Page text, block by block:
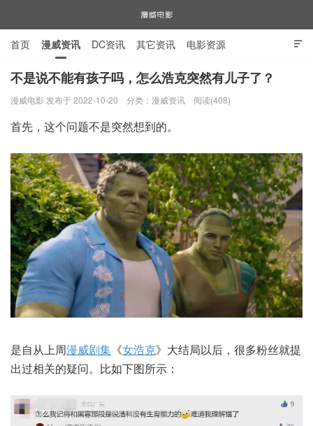

首页 漫威资讯 DC资讯 其它资讯 电影资源
电视剧资源 漫威图片
不是说不能有孩子吗，怎么浩克突然有儿子了？
漫威电影 发布于 2022-10-20 分类： 漫威资讯 阅读(408)
首先，这个问题不是突然想到的。
是自从上周漫威剧集 《女浩克》大结局以后，很多粉丝就提
出过相关的疑问。比如下图所示：